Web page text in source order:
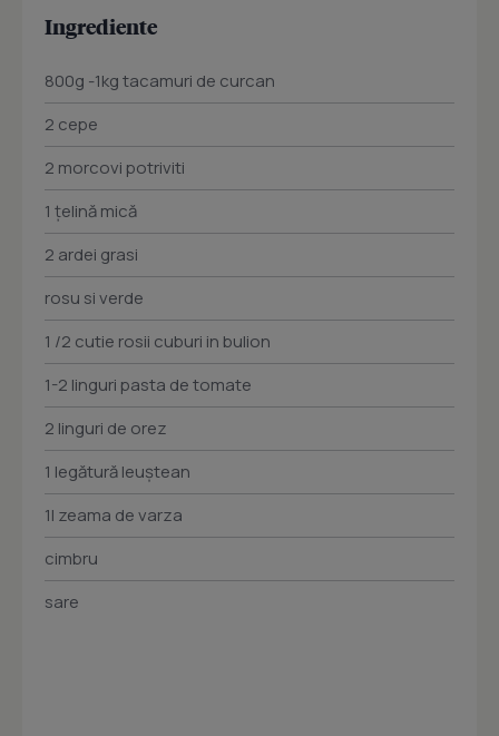
Ingrediente
800g -1kg tacamuri de curcan
2 cepe
2 morcovi potriviti
1 ţelină mică
2 ardei grasi
rosu si verde
1 /2 cutie rosii cuburi in bulion
1-2 linguri pasta de tomate
2 linguri de orez
1 legătură leuştean
1l zeama de varza
cimbru
sare